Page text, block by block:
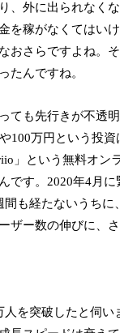
、外に出られなく
を稼がなくてはい
おさらですよね。
たんですね。
ても先行きが不透
100万円という投
」という無料オン
です。2020年4月
間も経たないうちに
ザー数の伸びに、
人を突破したと伺い